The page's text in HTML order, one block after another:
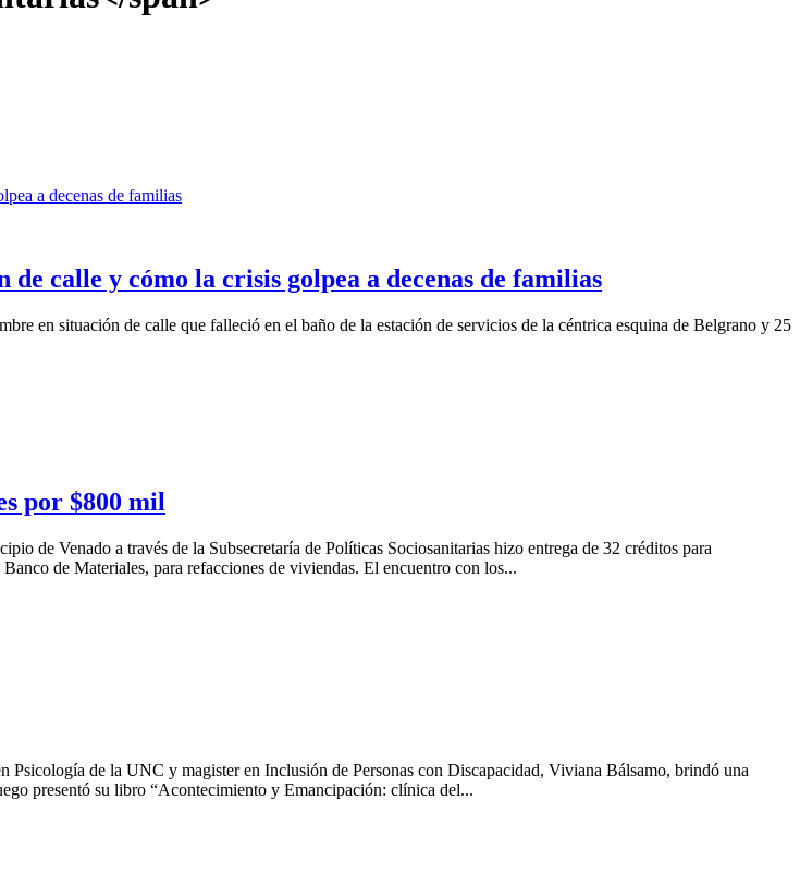
calle y cómo la crisis golpea a decenas de familias
en situación de calle que falleció en el baño de la estación de servicios de la céntrica esquina de Belgrano y 25
por $800 mil
de Venado a través de la Subsecretaría de Políticas Sociosanitarias hizo entrega de 32 créditos para
de Materiales, para refacciones de viviendas. El encuentro con los...
Psicología de la UNC y magister en Inclusión de Personas con Discapacidad, Viviana Bálsamo, brindó una
presentó su libro “Acontecimiento y Emancipación: clínica del...